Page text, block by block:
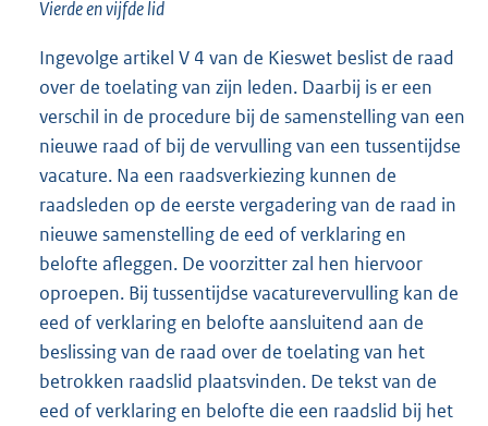
Vierde en vijfde lid
Ingevolge artikel V 4 van de Kieswet beslist de raad
over de toelating van zijn leden. Daarbij is er een
verschil in de procedure bij de samenstelling van een
nieuwe raad of bij de vervulling van een tussentijdse
vacature. Na een raadsverkiezing kunnen de
raadsleden op de eerste vergadering van de raad in
nieuwe samenstelling de eed of verklaring en
belofte afleggen. De voorzitter zal hen hiervoor
oproepen. Bij tussentijdse vacaturevervulling kan de
eed of verklaring en belofte aansluitend aan de
beslissing van de raad over de toelating van het
betrokken raadslid plaatsvinden. De tekst van de
eed of verklaring en belofte die een raadslid bij het